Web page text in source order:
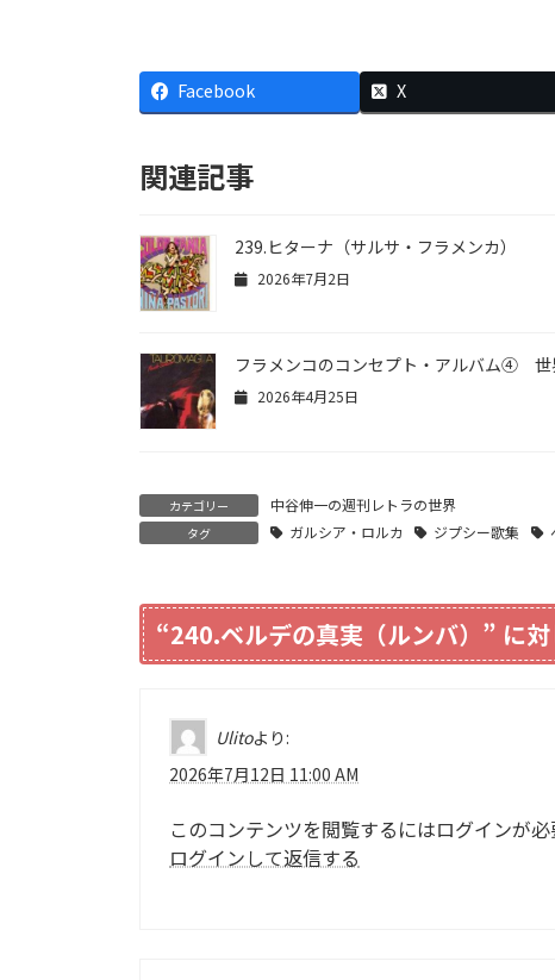
Facebook X
関連記事
239.ヒターナ（サルサ・フラメンカ）
2026年7月2日
フラメンコのコンセプト・アルバム④ 世
2026年4月25日
カテゴリー 中谷伸一の週刊レトラの世界
タグ ガルシア・ロルカ ジプシー歌集
“240.ベルデの真実（ルンバ） ” に
Ulitoより:
2026年7月12日 11:00 AM
このコンテンツを閲覧するにはログインが必
ログインして返信する